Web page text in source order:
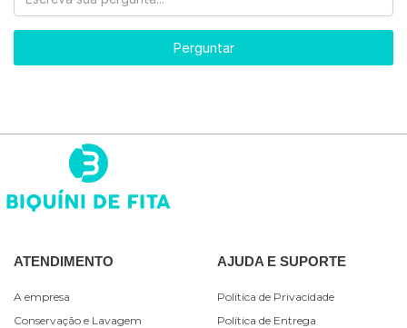
Perguntar
ATENDIMENTO
A empresa
Conservação e Lavagem
AJUDA E SUPORTE
Política de Privacidade
Política de Entrega